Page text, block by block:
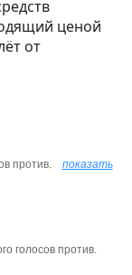
ценой
от
против. показать
голосов против.